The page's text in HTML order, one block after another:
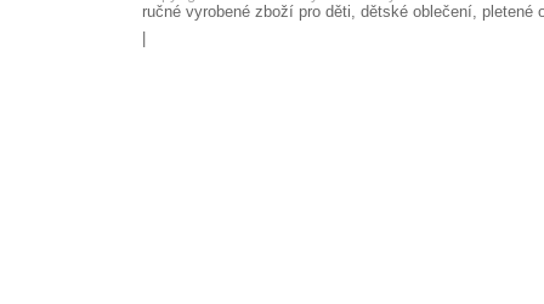
ručné vyrobené zboží pro děti, dětské oblečení, pletené